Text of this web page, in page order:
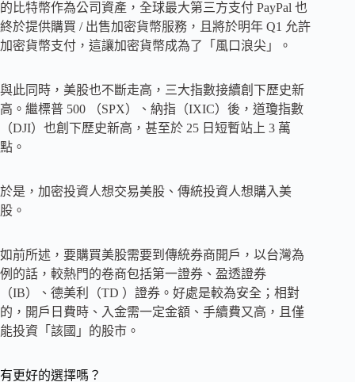
的比特幣作為公司資產，全球最大第三方支付 PayPal 也
終於提供購買 / 出售加密貨幣服務，且將於明年 Q1 允許
加密貨幣支付，這讓加密貨幣成為了「風口浪尖」。
與此同時，美股也不斷走高，三大指數接續創下歷史新
高。繼標普 500 （SPX）、納指（IXIC）後，道瓊指數
（DJI）也創下歷史新高，甚至於 25 日短暫站上 3 萬
點。
於是，加密投資人想交易美股、傳統投資人想購入美
股。
如前所述，要購買美股需要到傳統券商開戶，以台灣為
例的話，較熱門的卷商包括第一證券、盈透證券
（IB）、德美利（TD ）證券。好處是較為安全；相對
的，開戶日費時、入金需一定金額、手續費又高，且僅
能投資「該國」的股市。
有更好的選擇嗎？